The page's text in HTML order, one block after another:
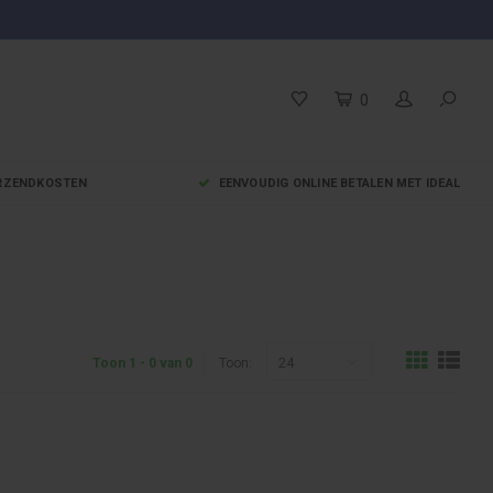
0
EENVOUDIG ONLINE BETALEN MET IDEAL
Toon 1 - 0 van 0 Toon: 24